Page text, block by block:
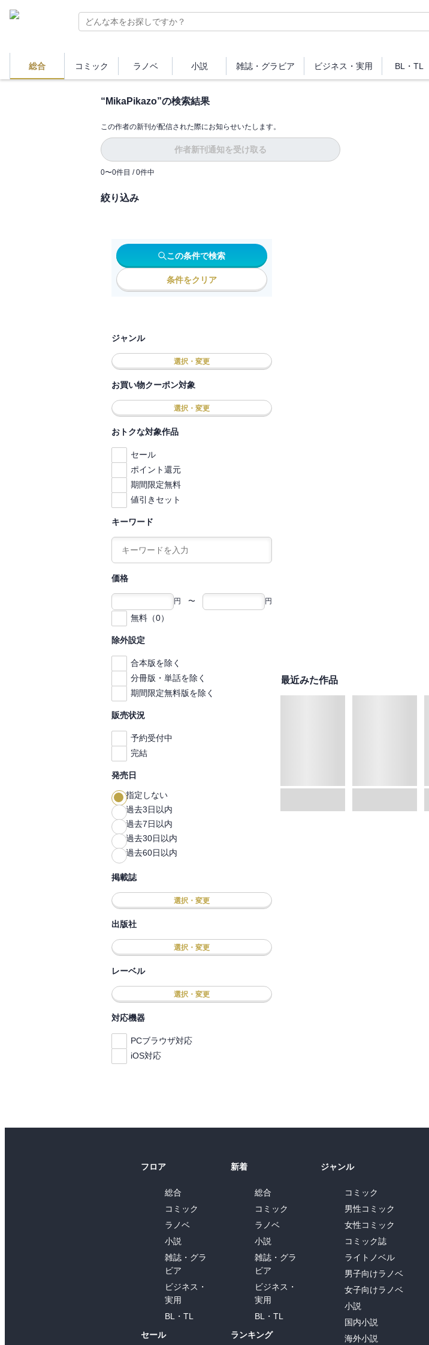
総合 コミック ラノベ 小説 雑誌・ グラビア ビジネス ・実用 BL・TL
“ MikaPikazo”の検索結果
この作者の新刊が配信された際にお知らせいたします。
作者新刊通知を受け取る
0〜0件目 / 0件中
絞り込み
この条件で検索
条件をクリア
ジャンル
選択・変更
お買い物クーポン対象
選択・変更
おトクな対象作品
セール
ポイント還元
期間限定無料
値引きセット
キーワード
価格
円 〜 円
無料（0）
除外設定
合本版を除く
分冊版・単話を除く
期間限定無料版を除く
販売状況
予約受付中
完結
発売日
指定しない
過去3日以内
過去7日以内
過去30日以内
過去60日以内
掲載誌
選択・変更
出版社
選択・変更
レーベル
選択・変更
対応機器
PCブラウザ対応
iOS対応
最近みた作品
フロア
総合
コミック
ラノベ
小説
雑誌・グラ
ビア
ビジネス・
実用
BL・TL
セール
新着
総合
コミック
ラノベ
小説
雑誌・グラ
ビア
ビジネス・
実用
BL・TL
ランキング
ジャンル
コミック
男性コミック
女性コミック
コミック誌
ライトノベル
男子向けラノベ
女子向けラノベ
小説
国内小説
海外小説